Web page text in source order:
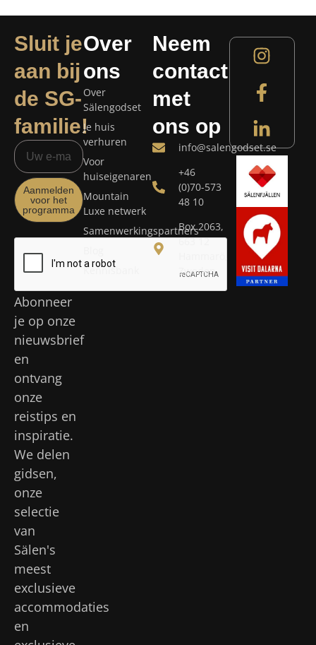
Sluit je
aan bij
de SG-
familie!
Aanmelden
voor het
programma
Abonneer
je op onze
nieuwsbrief
en
ontvang
onze
reistips en
inspiratie.
We delen
gidsen,
onze
selectie
van
Sälen's
meest
exclusieve
accommodaties
en
Over
ons
Over
Sälengodset
Je huis
verhuren
Voor
huiseigenaren
Mountain
Luxe netwerk
Samenwerkingspartners
Kennisbank
Neem
contact
met
ons op
info@salengodset.se
+46
(0)70-573
48 10
Box 2063,
663 12
Zweden